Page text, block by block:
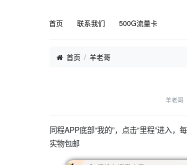
首页 联系我们 500G流量卡
首页 羊老哥
羊老哥
同程APP底部“我的”，点击“里程”进入
实物包邮